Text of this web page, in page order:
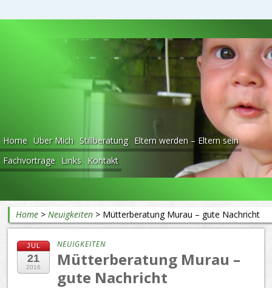
Home Über Mich Stillberatung Eltern werden – Eltern sein
Fachvorträge Links Kontakt
Beratung rund ums Baby
Home >Neuigkeiten > Mütterberatung Murau – gute Nachricht
JUL
21
2016
NEUIGKEITEN
Mütterberatung Murau –
gute Nachricht